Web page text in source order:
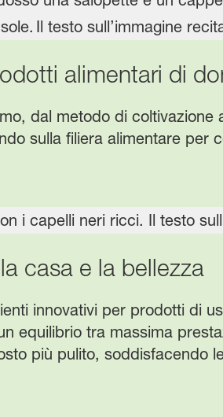
alimentari di
dal metodo di
sulla filiera alimentare per
casa e la bellezza
innovativi per prodotti di
equilibrio tra massima
più pulito, soddisfacendo